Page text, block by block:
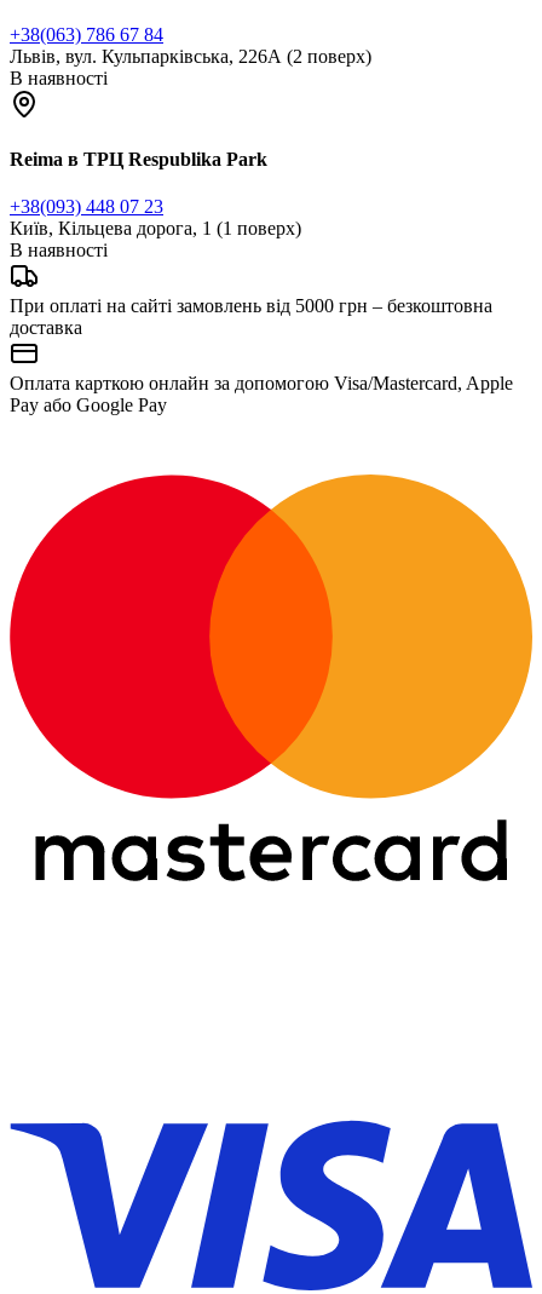
+38(063) 786 67 84
Львів, вул. Кульпарківська, 226А (2 поверх)
В наявності
Reima в ТРЦ Respublika Park
+38(093) 448 07 23
Київ, Кільцева дорога, 1 (1 поверх)
В наявності
При оплаті на сайті замовлень від 5000 грн – безкоштовна
доставка
Оплата карткою онлайн за допомогою Visa/Mastercard, Apple
Pay або Google Pay